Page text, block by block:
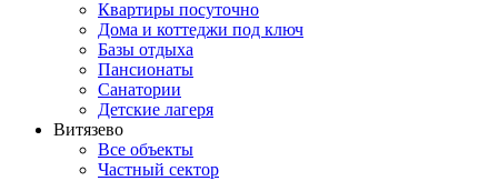
Квартиры посуточно
Дома и коттеджи под ключ
Базы отдыха
Пансионаты
Санатории
Детские лагеря
Витязево
Все объекты
Частный сектор